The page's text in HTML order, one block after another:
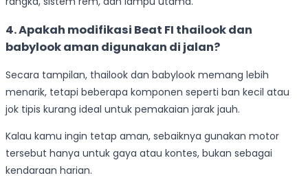
4. Apakah modifikasi Beat FI thailook dan
babylook aman digunakan di jalan?
Secara tampilan, thailook dan babylook memang lebih
menarik, tetapi beberapa komponen seperti ban kecil atau
jok tipis kurang ideal untuk pemakaian jarak jauh.
Kalau kamu ingin tetap aman, sebaiknya gunakan motor
tersebut hanya untuk gaya atau kontes, bukan sebagai
kendaraan harian.